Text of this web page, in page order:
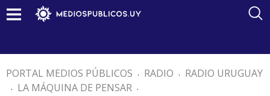
PORTAL MEDIOS PÚBLICOS . RADIO . RADIO URUGUAY
. LA MÁQUINA DE PENSAR .